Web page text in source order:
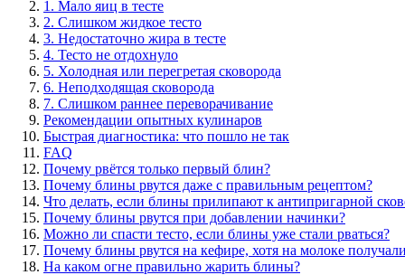
1. Мало яиц в тесте
2. Слишком жидкое тесто
3. Недостаточно жира в тесте
4. Тесто не отдохнуло
5. Холодная или перегретая сковорода
6. Неподходящая сковорода
7. Слишком раннее переворачивание
Рекомендации опытных кулинаров
Быстрая диагностика: что пошло не так
FAQ
Почему рвётся только первый блин?
Почему блины рвутся даже с правильным рецептом?
Что делать, если блины прилипают к антипригарной
Почему блины рвутся при добавлении начинки?
Можно ли спасти тесто, если блины уже стали рваться?
Почему блины рвутся на кефире, хотя на молоке
На каком огне правильно жарить блины?